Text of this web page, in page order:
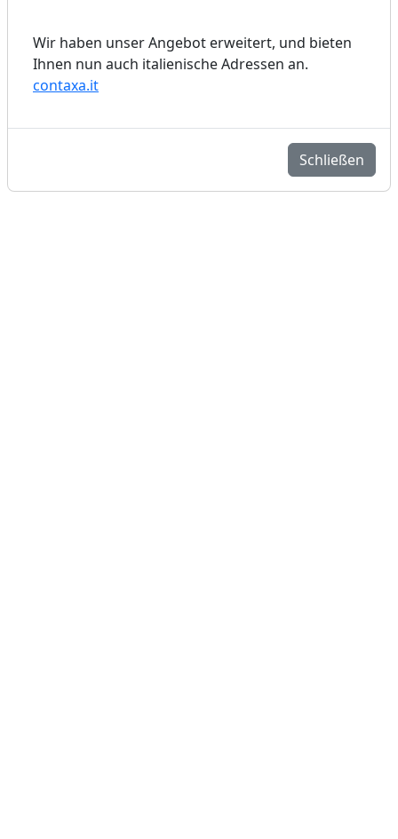
Wir haben unser Angebot erweitert, und bieten
Ihnen nun auch italienische Adressen an.
contaxa.it
Schließen